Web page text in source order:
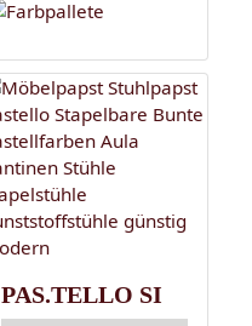
PAS.TELLO SI